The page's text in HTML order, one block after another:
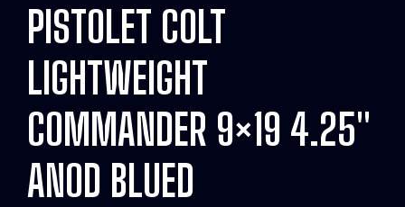
PISTOLET COLT
LIGHTWEIGHT
COMMANDER 9×19 4.25″
ANOD BLUED